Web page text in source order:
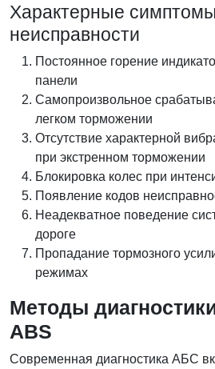
Характерные симптомы
неисправности
Постоянное горение
панели
Самопроизвольное
легком торможении
Отсутствие характерной
при экстренном торможении
Блокировка колес при
Появление кодов
Неадекватное поведение
дороге
Пропадание тормозного
режимах
Методы
ABS
Современная диагностика АБС